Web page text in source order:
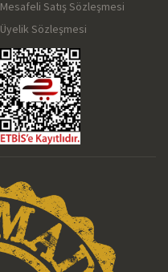
Mesafeli Satış Sözleşmesi
Üyelik Sözleşmesi